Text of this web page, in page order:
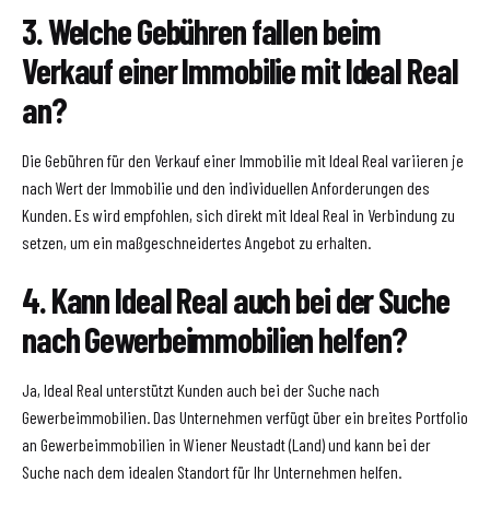
3. Welche Gebühren fallen beim
Verkauf einer Immobilie mit Ideal Real
an?
Die Gebühren für den Verkauf einer Immobilie mit Ideal Real variieren je
nach Wert der Immobilie und den individuellen Anforderungen des
Kunden. Es wird empfohlen, sich direkt mit Ideal Real in Verbindung zu
setzen, um ein maßgeschneidertes Angebot zu erhalten.
4. Kann Ideal Real auch bei der Suche
nach Gewerbeimmobilien helfen?
Ja, Ideal Real unterstützt Kunden auch bei der Suche nach
Gewerbeimmobilien. Das Unternehmen verfügt über ein breites Portfolio
an Gewerbeimmobilien in Wiener Neustadt (Land) und kann bei der
Suche nach dem idealen Standort für Ihr Unternehmen helfen.